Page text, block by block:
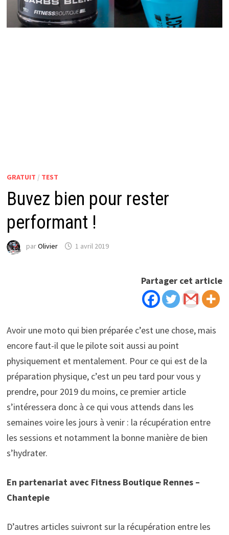
GRATUIT / TEST
Buvez bien pour rester
performant !
parOlivier 1 avril 2019
Partager cet article
Avoir une moto qui bien préparée c’est une chose, mais
encore faut-il que le pilote soit aussi au point
physiquement et mentalement. Pour ce qui est de la
préparation physique, c’est un peu tard pour vous y
prendre, pour 2019 du moins, ce premier article
s’intéressera donc à ce qui vous attends dans les
semaines voire les jours à venir : la récupération entre
les sessions et notamment la bonne manière de bien
s’hydrater.
En partenariat avec Fitness Boutique Rennes –
Chantepie
D’autres articles suivront sur la récupération entre les